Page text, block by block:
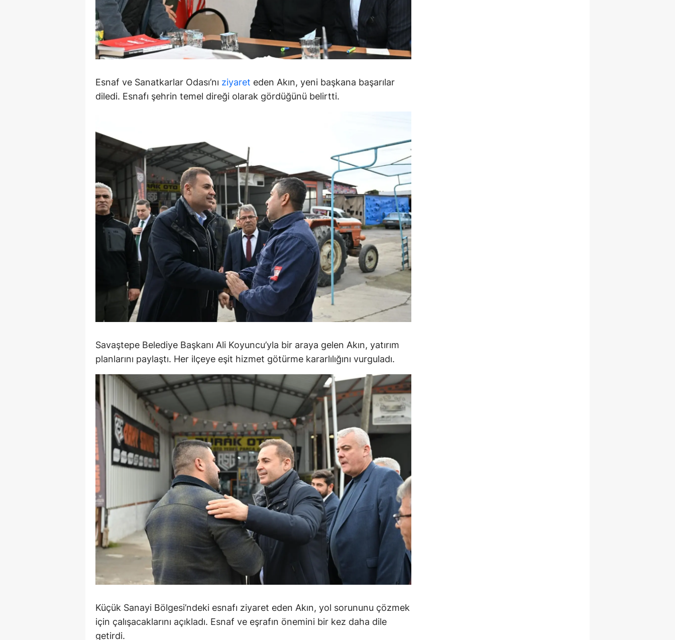
Sinop
Sivas
Tokat
Şanlıurfa
Uşak
Van
Yozgat
Zonguldak
Aksaray
Bayburt
Karaman
Kırıkkale
Bartın
Ardahan
Yalova
Karabük
Kilis
Osmaniye
Düzce
Esnaf ve Sanatkarlar Odası’nı ziyaret eden Akın, yeni başkana başarılar
diledi. Esnafı şehrin temel direği olarak gördüğünü belirtti.
Savaştepe Belediye Başkanı Ali Koyuncu’yla bir araya gelen Akın, yatırım
planlarını paylaştı. Her ilçeye eşit hizmet götürme kararlılığını vurguladı.
Küçük Sanayi Bölgesi’ndeki esnafı ziyaret eden Akın, yol sorununu çözmek
için çalışacaklarını açıkladı. Esnaf ve eşrafın önemini bir kez daha dile
getirdi.